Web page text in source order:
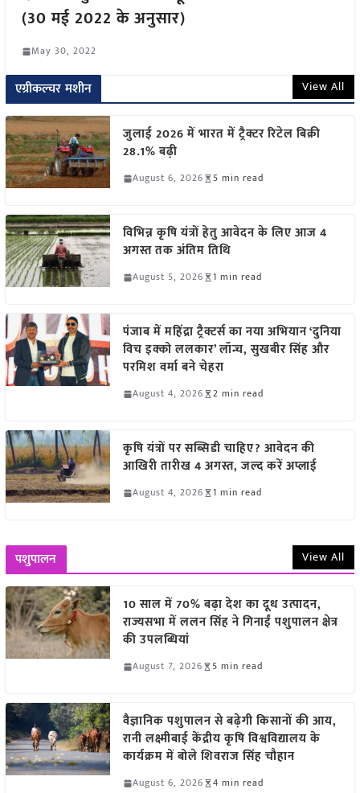
(30 मई 2022 के अनुसार)
May 30, 2022
एग्रीकल्चर मशीन View All
जुलाई 2026 में भारत में ट्रैक्टर रिटेल बिक्री
28.1% बढ़ी
August 6, 2026 5 min read
विभिन्न कृषि यंत्रों हेतु आवेदन के लिए आज 4
अगस्त तक अंतिम तिथि
August 5, 2026 1 min read
पंजाब में महिंद्रा ट्रैक्टर्स का नया अभियान ‘दुनिया
विच इक्को ललकार’ लॉन्च, सुखबीर सिंह और
परमिश वर्मा बने चेहरा
August 4, 2026 2 min read
कृषि यंत्रों पर सब्सिडी चाहिए? आवेदन की
आखिरी तारीख 4 अगस्त, जल्द करें अप्लाई
August 4, 2026 1 min read
पशुपालन View All
10 साल में 70% बढ़ा देश का दूध उत्पादन,
राज्यसभा में ललन सिंह ने गिनाईं पशुपालन क्षेत्र
की उपलब्धियां
August 7, 2026 5 min read
वैज्ञानिक पशुपालन से बढ़ेगी किसानों की आय,
रानी लक्ष्मीबाई केंद्रीय कृषि विश्वविद्यालय के
कार्यक्रम में बोले शिवराज सिंह चौहान
August 6, 2026 4 min read